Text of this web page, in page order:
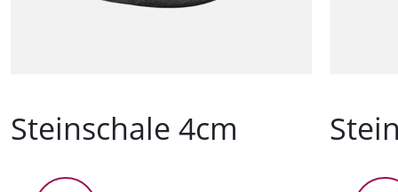
Steinschale 4cm